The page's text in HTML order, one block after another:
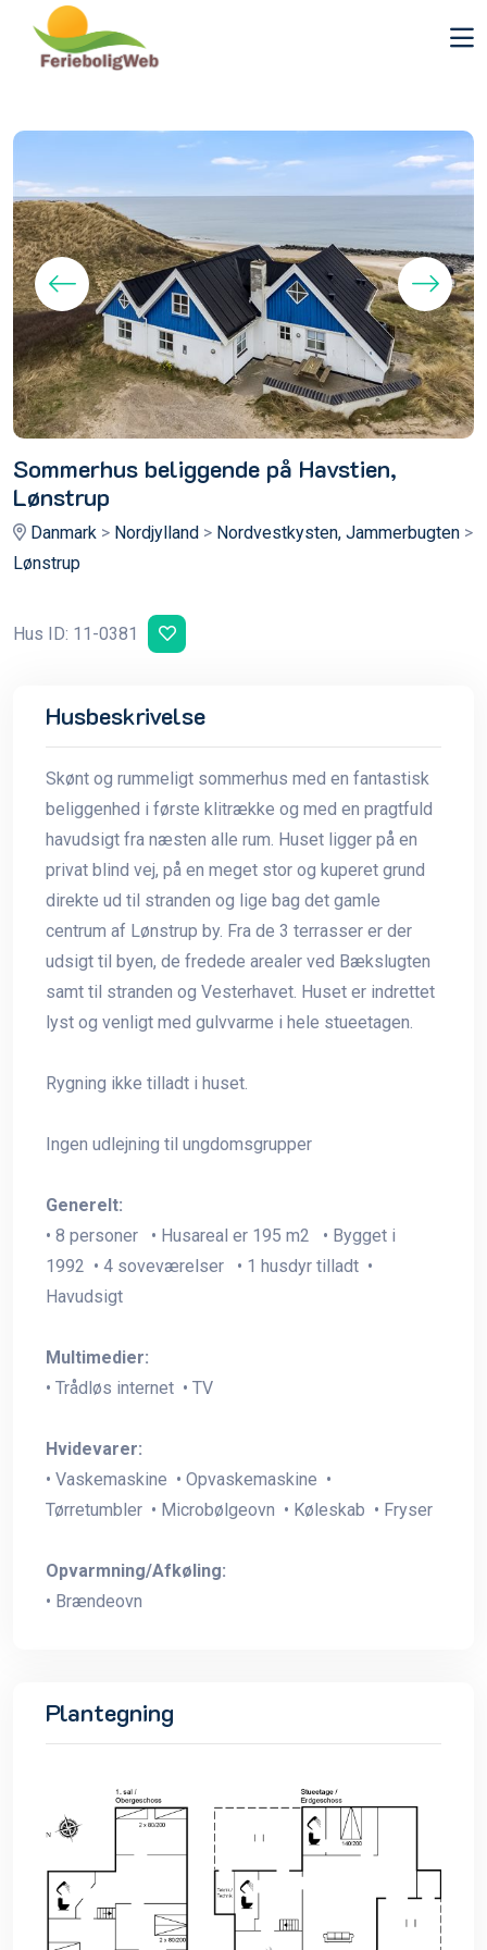
Sommerhus beliggende på Havstien,
Lønstrup
Danmark > Nordjylland > Nordvestkysten, Jammerbugten >
Lønstrup
Hus ID: 11-0381
Husbeskrivelse
Skønt og rummeligt sommerhus med en fantastisk
beliggenhed i første klitrække og med en pragtfuld
havudsigt fra næsten alle rum. Huset ligger på en
privat blind vej, på en meget stor og kuperet grund
direkte ud til stranden og lige bag det gamle
centrum af Lønstrup by. Fra de 3 terrasser er der
udsigt til byen, de fredede arealer ved Bækslugten
samt til stranden og Vesterhavet. Huset er indrettet
lyst og venligt med gulvvarme i hele stueetagen.
Rygning ikke tilladt i huset.
Ingen udlejning til ungdomsgrupper
Generelt:
• 8 personer • Husareal er 195 m2 • Bygget i
1992 • 4 soveværelser • 1 husdyr tilladt •
Havudsigt
Multimedier:
• Trådløs internet • TV
Hvidevarer:
• Vaskemaskine • Opvaskemaskine •
Tørretumbler • Microbølgeovn • Køleskab • Fryser
Opvarmning/Afkøling:
• Brændeovn
Plantegning